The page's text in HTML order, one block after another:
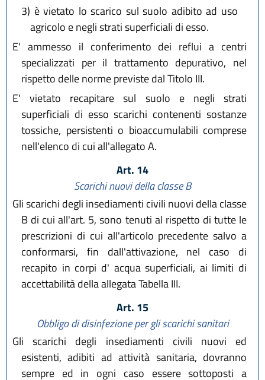
3) è vietato lo scarico sul suolo adibito ad uso
agricolo e negli strati superficiali di esso.
E' ammesso il conferimento dei reflui a centri
specializzati per il trattamento depurativo, nel
rispetto delle norme previste dal Titolo III.
E' vietato recapitare sul suolo e negli strati
superficiali di esso scarichi contenenti sostanze
tossiche, persistenti o bioaccumulabili comprese
nell'elenco di cui all'allegato A.
Art. 14
Scarichi nuovi della classe B
Gli scarichi degli insediamenti civili nuovi della classe
B di cui all'art. 5, sono tenuti al rispetto di tutte le
prescrizioni di cui all'articolo precedente salvo a
conformarsi, fin dall'attivazione, nel caso di
recapito in corpi d' acqua superficiali, ai limiti di
accettabilità della allegata Tabella III.
Art. 15
Obbligo di disinfezione per gli scarichi sanitari
Gli scarichi degli insediamenti civili nuovi ed
esistenti, adibiti ad attività sanitaria, dovranno
sempre ed in ogni caso essere sottoposti a